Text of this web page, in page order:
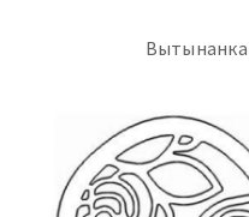
Вытынанка